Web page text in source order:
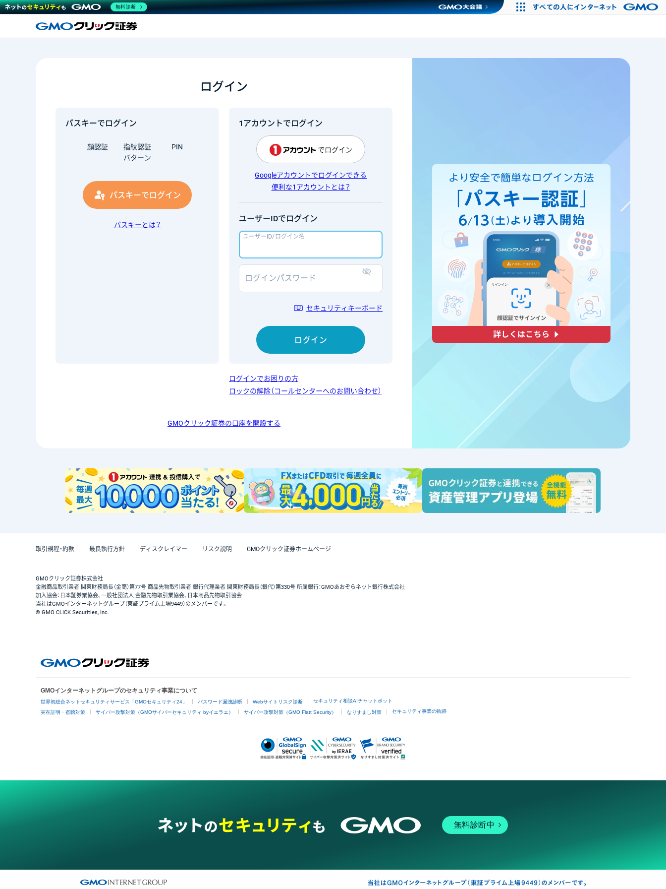
ログイン
パスキーでログイン
顔認証 指紋認証
PIN
パターン
パスキーでログイン
パスキーとは？
1アカウントでログイン
でログイン
Googleアカウントでログインできる
便利な1アカウントとは？
ユーザーIDでログイン
ユーザーID/ログイン名
ログインパスワード
セキュリティキーボード
ログイン
ログインでお困りの方
ロックの解除（コールセンターへのお問い合わせ）
GMOクリック証券の口座を開設する
取引規程・約款 最良執行方針 ディスクレイマー リスク説明 GMOクリック証券ホームページ
GMOクリック証券株式会社
金融商品取引業者 関東財務局長（金商）第77号 商品先物取引業者 銀行代理業者 関東財務局長（銀代）第330号 所属銀行：GMOあおぞらネット銀行株式会社
加入協会：日本証券業協会、一般社団法人 金融先物取引業協会、日本商品先物取引協会
当社はGMOインターネットグループ（東証プライム上場9449）のメンバーです。
© GMO CLICK Securities, Inc.
GMOインターネットグループのセキュリティ事業について
世界初総合ネットセキュリティサービス「GMOセキュリティ24」 パスワード漏洩診断 Webサイトリスク診断 セキュリティ相談AIチャットボット
実在証明・盗聴対策 サイバー攻撃対策（GMOサイバーセキュリティ byイエラエ） サイバー攻撃対策（GMO Flatt Security） なりすまし対策 セキュリティ事業の軌跡
無料診断中
無料診断